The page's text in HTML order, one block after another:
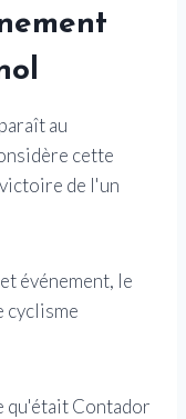
au
cette
de l'un
événement, le
cyclisme
qu'était Contador